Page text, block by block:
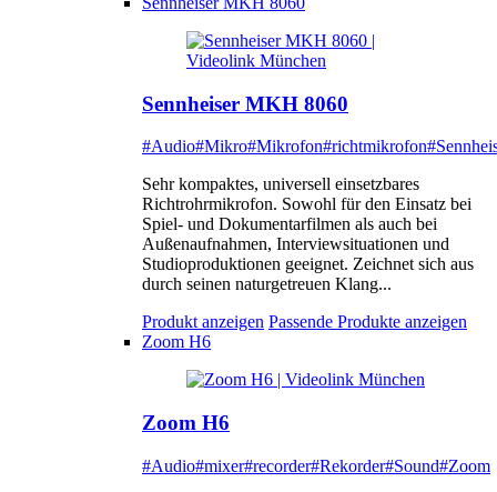
Sennheiser MKH 8060
#Audio#Mikro#Mikrofon#richtmikrofon
Sehr kompaktes, universell einsetzbares
Richtrohrmikrofon. Sowohl für den Einsatz bei
Spiel- und Dokumentarfilmen als auch bei
Außenaufnahmen, Interviewsituationen und
Studioproduktionen geeignet. Zeichnet sich aus
durch seinen naturgetreuen Klang...
Produkt anzeigen Passende Produkte anzeigen
Zoom H6
Zoom H6
#Audio#mixer#recorder#Rekorder#Sound#Zoom